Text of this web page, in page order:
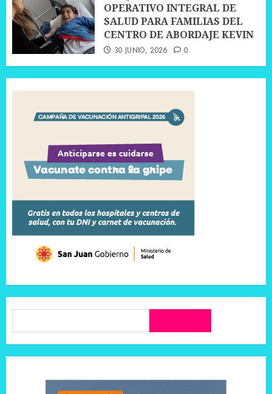
OPERATIVO INTEGRAL DE
SALUD PARA FAMILIAS DEL
CENTRO DE ABORDAJE KEVIN
30 JUNIO, 2026 0